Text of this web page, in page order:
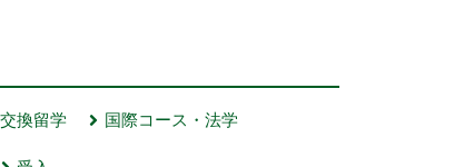
交換留学 国際コース・法学